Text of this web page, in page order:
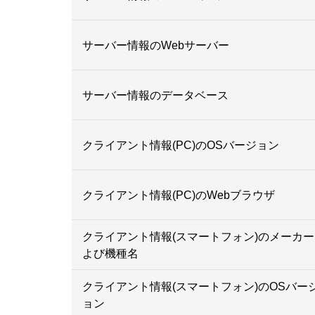
サーバー情報のWebサーバー
サーバー情報のデータベース
クライアント情報(PC)のOSバージョン
クライアント情報(PC)のWebブラウザ
クライアント情報(スマートフォン)のメーカ
よび機種名
クライアント情報(スマートフォン)のOSバー
ョン